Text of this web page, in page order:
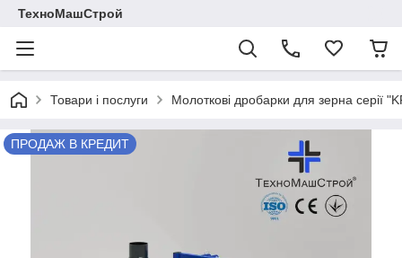
ТехноМашСтрой
Товари і послуги Молоткові дробарки для зерна серії
ПРОДАЖ В КРЕДИТ